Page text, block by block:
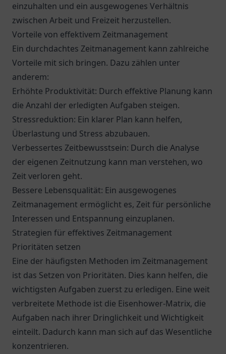
einzuhalten und ein ausgewogenes Verhältnis
zwischen Arbeit und Freizeit herzustellen.
Vorteile von effektivem Zeitmanagement
Ein durchdachtes Zeitmanagement kann zahlreiche
Vorteile mit sich bringen. Dazu zählen unter
anderem:
Erhöhte Produktivität: Durch effektive Planung kann
die Anzahl der erledigten Aufgaben steigen.
Stressreduktion: Ein klarer Plan kann helfen,
Überlastung und Stress abzubauen.
Verbessertes Zeitbewusstsein: Durch die Analyse
der eigenen Zeitnutzung kann man verstehen, wo
Zeit verloren geht.
Bessere Lebensqualität: Ein ausgewogenes
Zeitmanagement ermöglicht es, Zeit für persönliche
Interessen und Entspannung einzuplanen.
Strategien für effektives Zeitmanagement
Prioritäten setzen
Eine der häufigsten Methoden im Zeitmanagement
ist das Setzen von Prioritäten. Dies kann helfen, die
wichtigsten Aufgaben zuerst zu erledigen. Eine weit
verbreitete Methode ist die Eisenhower-Matrix, die
Aufgaben nach ihrer Dringlichkeit und Wichtigkeit
einteilt. Dadurch kann man sich auf das Wesentliche
konzentrieren.